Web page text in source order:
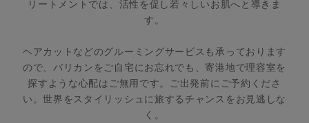
リートメントでは、活性を促し若々しいお肌へと導きま
す。
ヘアカットなどのグルーミングサービスも承っております
ので、バリカンをご自宅にお忘れでも、寄港地で理容室を
探すような心配はご無用です。ご出発前にご予約くださ
い。世界をスタイリッシュに旅するチャンスをお見逃しな
く。